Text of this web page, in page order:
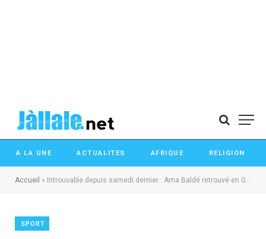
A LA UNE ACTUALITES AFRIQUE RELIGION
Accueil » Introuvable depuis samedi dernier : Ama Baldé retrouvé en Guinée-Bissau
SPORT